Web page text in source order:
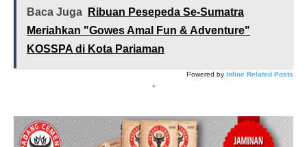
Baca Juga
Ribuan Pesepeda Se-Sumatra
Meriahkan "Gowes Amal Fun & Adventure"
KOSSPA di Kota Pariaman
Powered by Inline Related Posts
*